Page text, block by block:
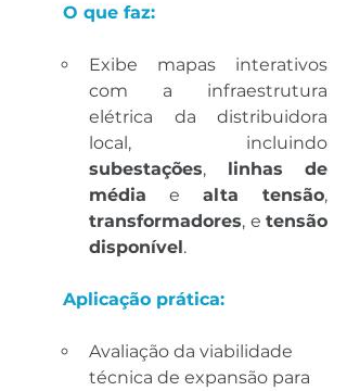
	O que faz:
Exibe mapas interativos
com a infraestrutura
elétrica da distribuidora
subestações, linhas de
média e alta tensão
transformadores, e tensão
disponível.
	Aplicação prática:
Avaliação da viabilidade
técnica de expansão para